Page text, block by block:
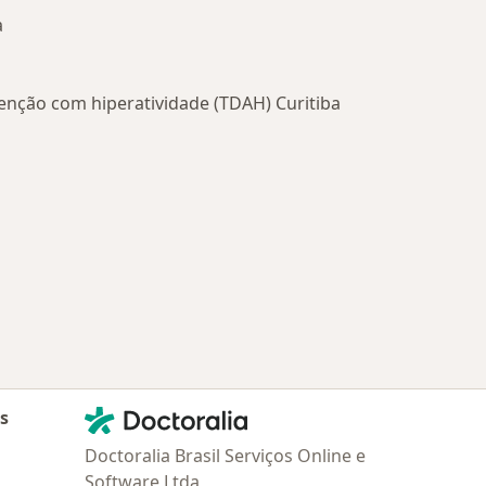
com hiperatividade (TDAH) Curitiba
Contato
Doctoralia - Homepage
Doctoralia Brasil Serviços Online e